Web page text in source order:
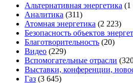
Альтернативная энергетика (1
Аналитика (311)
Атомная энергетика (2 223)
Безопасность объектов
Благотворительность (20)
Видео (229)
Вспомогательные отрасли
Выставки, конференции,
Газ (3 645)